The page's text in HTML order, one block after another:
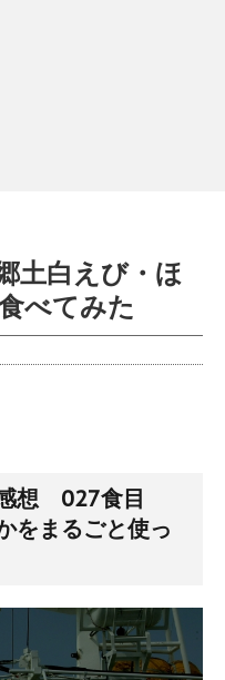
土白えび・ほ
べてみた
想 027食目
をまるごと使っ